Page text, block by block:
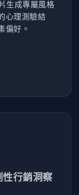
生成專屬風格
心理測驗結
偏好。
行銷洞察